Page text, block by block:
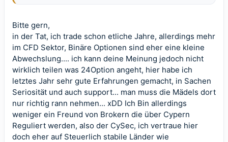
Bitte gern,
in der Tat, ich trade schon etliche Jahre, allerdings mehr
im CFD Sektor, Binäre Optionen sind eher eine kleine
Abwechslung.... ich kann deine Meinung jedoch nicht
wirklich teilen was 24Option angeht, hier habe ich
letztes Jahr sehr gute Erfahrungen gemacht, in Sachen
Seriosität und auch support... man muss die Mädels dort
nur richtig rann nehmen... xDD Ich Bin allerdings
weniger ein Freund von Brokern die über Cypern
Reguliert werden, also der CySec, ich vertraue hier
doch eher auf Steuerlich stabile Länder wie